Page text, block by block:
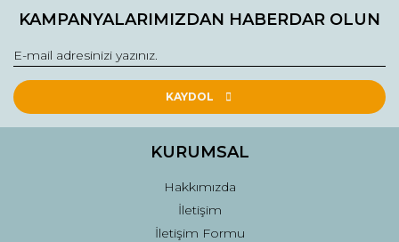
Görüş ve önerileriniz için teşekkür ederiz.
Ürün resmi kalitesiz, bozuk veya görüntülenemiyor.
Ürün açıklamasında eksik bilgiler bulunuyor.
Ürün fiyatı diğer sitelerden daha pahalı.
KAMPANYALARIMIZDAN HABERDAR OLUN
KAYDOL
KURUMSAL
Hakkımızda
İletişim
İletişim Formu